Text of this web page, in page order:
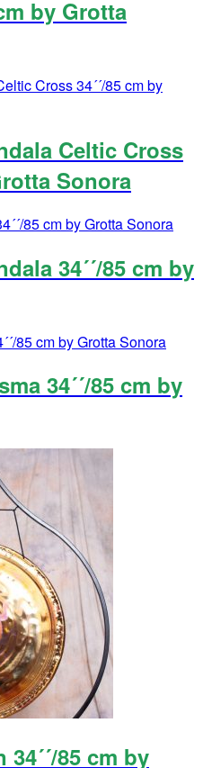
by Grotta
Celtic Cross
Sonora
34´´/85 cm by
34´´/85 cm by
85 cm by